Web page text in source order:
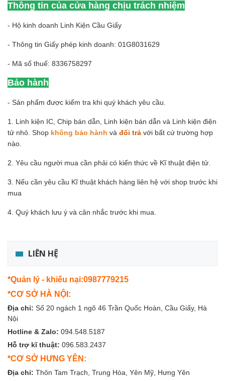
Thông tin của cửa hàng chịu trách nhiệm
- Hộ kinh doanh Linh Kiện Cầu Giấy
- Thông tin Giấy phép kinh doanh: 01G8031629
- Mã số thuế: 8336758297
Bảo hành
- Sản phẩm được kiểm tra khi quý khách yêu cầu.
1. Linh kiện IC, Chip bán dẫn, Linh kiện bán dẫn và Linh kiện điện
tử nhỏ. Shop không bảo hành và đổi trả với bất cứ trường hợp
nào.
2. Yêu cầu người mua cần phải có kiến thức về Kĩ thuật điện tử.
3. Nếu cần yêu cầu Kĩ thuật khách hàng liên hệ với shop trước khi
mua
4. Quý khách lưu ý và cân nhắc trước khi mua.
LIÊN HỆ
*Quản lý - khiếu nại:0987779215
*CƠ SỞ HÀ NỘI:
Địa chỉ: Số 20 ngách 1 ngõ 46 Trần Quốc Hoàn, Cầu Giấy, Hà
Nội
Hotline & Zalo: 094.548.5187
Hỗ trợ kĩ thuật: 096.583.2437
*CƠ SỞ HƯNG YÊN:
Địa chỉ: Thôn Tam Trạch, Trung Hòa, Yên Mỹ, Hưng Yên